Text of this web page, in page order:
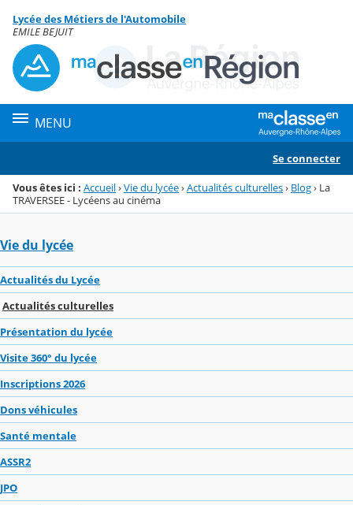
Menu de la rubrique
Contenu
Lycée des Métiers de l'Automobile
EMILE BEJUIT
MENU
Se connecter
Vous êtes ici : Accueil›Vie du lycée›Actualités culturelles› Blog› La
TRAVERSEE - Lycéens au cinéma
Vie du lycée
Actualités du Lycée
Actualités culturelles
Présentation du lycée
Visite 360° du lycée
Inscriptions 2026
Dons véhicules
Santé mentale
ASSR2
JPO